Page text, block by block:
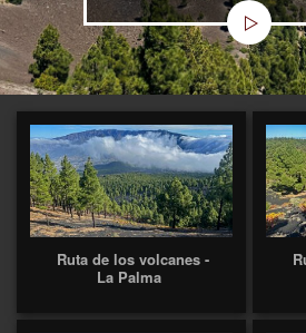
Ruta de los volcanes -
La Palma